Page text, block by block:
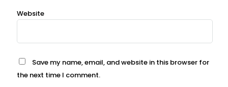
Website
Save my name, email, and website in this browser for
the next time I comment.